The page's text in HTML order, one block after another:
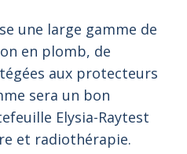
une large gamme de
en plomb, de
aux protecteurs
sera un bon
Elysia-Raytest
et radiothérapie.